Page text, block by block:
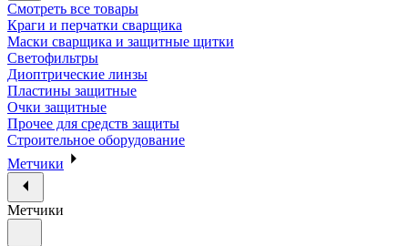
Смотреть все товары
Краги и перчатки сварщика
Маски сварщика и защитные щитки
Светофильтры
Диоптрические линзы
Пластины защитные
Очки защитные
Прочее для средств защиты
Строительное оборудование
Метчики
Метчики